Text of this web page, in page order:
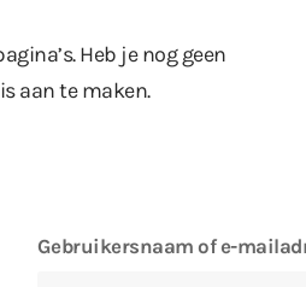
Heb je nog geen
aan te maken.
Gebruikersnaam of e-